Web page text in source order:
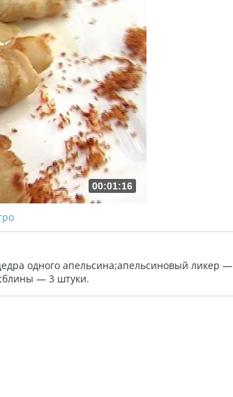
00:01:16
одного апельсина;апельсиновый ликер
— 3 штуки.